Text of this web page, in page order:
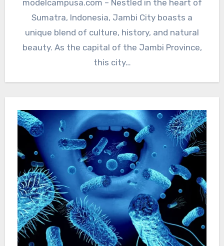
modelcampusa.com – Nestled in the heart of
Sumatra, Indonesia, Jambi City boasts a
unique blend of culture, history, and natural
beauty. As the capital of the Jambi Province,
this city…